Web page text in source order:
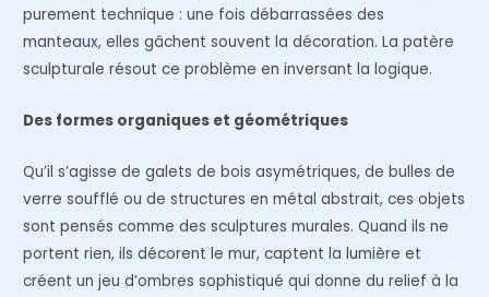
purement technique : une fois débarrassées des
manteaux, elles gâchent souvent la décoration. La patère
sculpturale résout ce problème en inversant la logique.
Des formes organiques et géométriques
Qu’il s’agisse de galets de bois asymétriques, de bulles de
verre soufflé ou de structures en métal abstrait, ces objets
sont pensés comme des sculptures murales. Quand ils ne
portent rien, ils décorent le mur, captent la lumière et
créent un jeu d’ombres sophistiqué qui donne du relief à la